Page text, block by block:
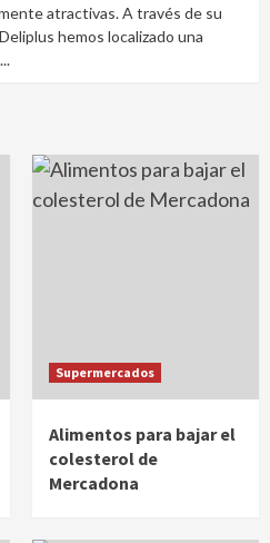
atractivas. A través de su
hemos localizado una
Supermercados
Alimentos para bajar el
colesterol de
Mercadona